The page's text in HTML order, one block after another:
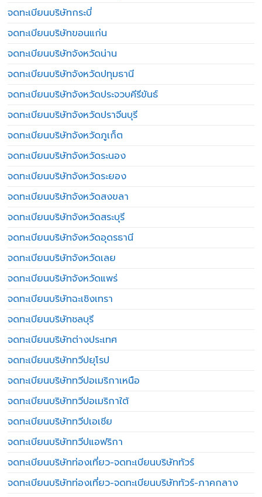
จดทะเบียนบริษัทกระบี่
จดทะเบียนบริษัทขอนแก่น
จดทะเบียนบริษัทจังหวัดน่าน
จดทะเบียนบริษัทจังหวัดปทุมธานี
จดทะเบียนบริษัทจังหวัดประจวบคีรีขันธ์
จดทะเบียนบริษัทจังหวัดปราจีนบุรี
จดทะเบียนบริษัทจังหวัดภูเก็ต
จดทะเบียนบริษัทจังหวัดระนอง
จดทะเบียนบริษัทจังหวัดระยอง
จดทะเบียนบริษัทจังหวัดสงขลา
จดทะเบียนบริษัทจังหวัดสระบุรี
จดทะเบียนบริษัทจังหวัดอุดรธานี
จดทะเบียนบริษัทจังหวัดเลย
จดทะเบียนบริษัทจังหวัดแพร่
จดทะเบียนบริษัทฉะเชิงเทรา
จดทะเบียนบริษัทชลบุรี
จดทะเบียนบริษัทต่างประเทศ
จดทะเบียนบริษัททวีปยุโรป
จดทะเบียนบริษัททวีปอเมริกาเหนือ
จดทะเบียนบริษัททวีปอเมริกาใต้
จดทะเบียนบริษัททวีปเอเชีย
จดทะเบียนบริษัททวีปแอฟริกา
จดทะเบียนบริษัทท่องเที่ยว-จดทะเบียนบริษัททัวร์
จดทะเบียนบริษัทท่องเที่ยว-จดทะเบียนบริษัททัวร์-ภาคกลาง